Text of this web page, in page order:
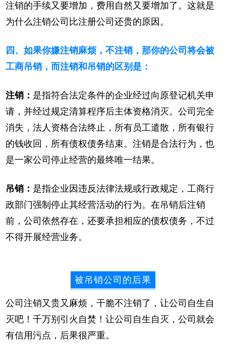
注销的手续又要增加，费用自然又要增加了。这就是
为什么注销公司比注册公司还贵的原因。
四、如果你嫌注销麻烦，不注销，那你的公司将会被
工商吊销，而注销和吊销的区别是：
注销： 是指符合法定条件的企业经过向原登记机关申
请，并经过规定清算程序后主体资格消灭。公司完全
消失，法人资格合法终止，所有员工遣散，所有银行
的钱收回，所有债权债务结束。注销是合法行为，也
是一家公司停止经营的最终唯一结果。
吊销： 是指企业因违反法律法规或行政规定，工商行
政部门强制停止其经营活动的行为。在吊销后注销
前，公司依然存在，还要承担相应的债权债务，不过
不得开展经营业务。
被吊销公司的后果
公司注销又贵又麻烦，干脆不注销了，让公司自生自
灭吧！千万别引火自焚！让公司自生自灭，公司就会
有信用污点，后果很严重。